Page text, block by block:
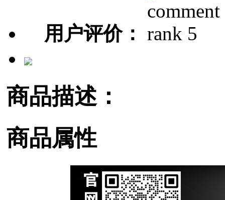
用户评价：
商品描述：
商品属性